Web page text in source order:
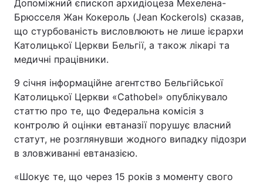
Допоміжний єпископ архидіоцеза Мехелена-
Брюсселя Жан Кокероль (Jean Kockerols) сказав,
що стурбованість висловлюють не лише ієрархи
Католицької Церкви Бельгії, а також лікарі та
медичні працівники.
9 січня інформаційне агентство Бельгійської
Католицької Церкви «Cathobel» опублікувало
статтю про те, що Федеральна комісія з
контролю й оцінки евтаназії порушує власний
статут, не розглянувши жодного випадку підозри
в зловживанні евтаназією.
«Шокує те, що через 15 років з моменту свого